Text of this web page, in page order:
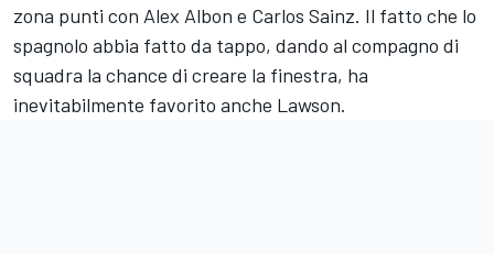
zona punti con Alex Albon e Carlos Sainz. Il fatto che lo
spagnolo abbia fatto da tappo, dando al compagno di
squadra la chance di creare la finestra, ha
inevitabilmente favorito anche Lawson.